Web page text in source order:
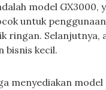
model GX3000,
untuk
Selanjutnya,
bisnis kecil.
menyediakan